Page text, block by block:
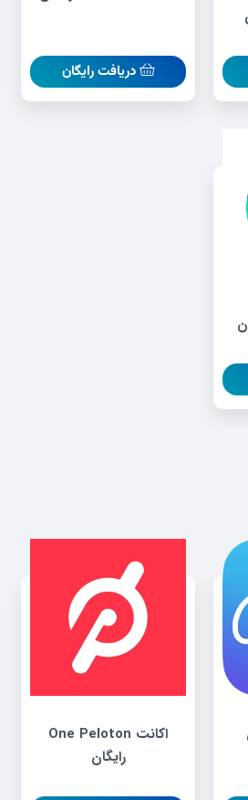
دریافت رایگان
اکانت One Peloton
رایگان